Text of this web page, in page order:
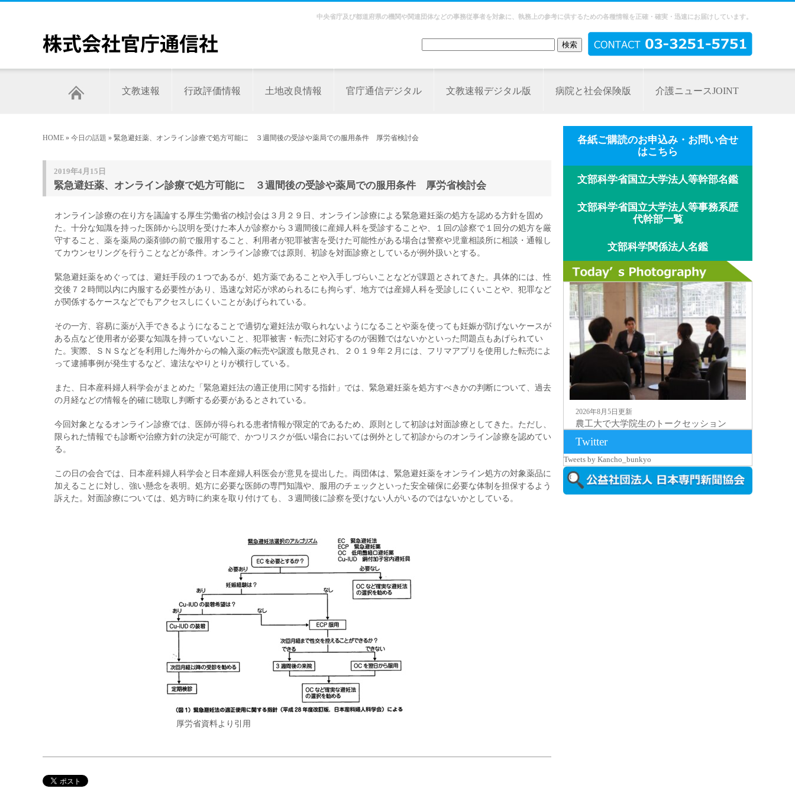
中央省庁及び都道府県の機関や関連団体などの事務従事者を対象に、執務上の参考に供するための各種情報を正確・確実・迅速にお届けしています。
文教速報 行政評価情報 土地改良情報 官庁通信デジタル 文教速報デジタル版 病院と社会保険版 介護ニュースJOINT
HOME » 今日の話題 » 緊急避妊薬、オンライン診療で処方可能に ３週間後の受診や薬局での服用条件 厚労省検討会
2019年4月15日
緊急避妊薬、オンライン診療で処方可能に ３週間後の受診や薬局での服用条件 厚労省検討会
オンライン診療の在り方を議論する厚生労働省の検討会は３月２９日、オンライン診療による緊急避妊薬の処方を認める方針を固め
た。十分な知識を持った医師から説明を受けた本人が診察から３週間後に産婦人科を受診することや、１回の診察で１回分の処方を厳
守すること、薬を薬局の薬剤師の前で服用すること、利用者が犯罪被害を受けた可能性がある場合は警察や児童相談所に相談・通報し
てカウンセリングを行うことなどが条件。オンライン診療では原則、初診を対面診療としているが例外扱いとする。
緊急避妊薬をめぐっては、避妊手段の１つであるが、処方薬であることや入手しづらいことなどが課題とされてきた。具体的には、性
交後７２時間以内に内服する必要性があり、迅速な対応が求められるにも拘らず、地方では産婦人科を受診しにくいことや、犯罪など
が関係するケースなどでもアクセスしにくいことがあげられている。
その一方、容易に薬が入手できるようになることで適切な避妊法が取られないようになることや薬を使っても妊娠が防げないケースが
ある点など使用者が必要な知識を持っていないこと、犯罪被害・転売に対応するのが困難ではないかといった問題点もあげられてい
た。実際、ＳＮＳなどを利用した海外からの輸入薬の転売や譲渡も散見され、２０１９年２月には、フリマアプリを使用した転売によ
って逮捕事例が発生するなど、違法なやりとりが横行している。
また、日本産科婦人科学会がまとめた「緊急避妊法の適正使用に関する指針」では、緊急避妊薬を処方すべきかの判断について、過去
の月経などの情報を的確に聴取し判断する必要があるとされている。
今回対象となるオンライン診療では、医師が得られる患者情報が限定的であるため、原則として初診は対面診療としてきた。ただし、
限られた情報でも診断や治療方針の決定が可能で、かつリスクが低い場合においては例外として初診からのオンライン診療を認めてい
る。
この日の会合では、日本産科婦人科学会と日本産婦人科医会が意見を提出した。両団体は、緊急避妊薬をオンライン処方の対象薬品に
加えることに対し、強い懸念を表明。処方に必要な医師の専門知識や、服用のチェックといった安全確保に必要な体制を担保するよう
訴えた。対面診療については、処方時に約束を取り付けても、３週間後に診察を受けない人がいるのではないかとしている。
厚労省資料より引用
各紙ご購読のお申込み・お問い合せ
はこちら
文部科学省国立大学法人等幹部名鑑
文部科学省国立大学法人等事務系歴
代幹部一覧
文部科学関係法人名鑑
2026年8月5日更新
農工大で大学院生のトークセッション
Twitter
Tweets by Kancho_bunkyo